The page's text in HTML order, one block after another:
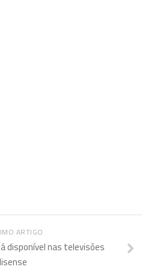
ARTIGO
disponível nas televisões